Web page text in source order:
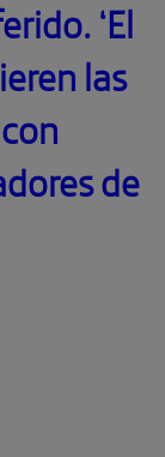
‘El
las
de